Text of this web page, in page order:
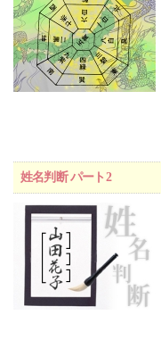
姓名判断 パート2